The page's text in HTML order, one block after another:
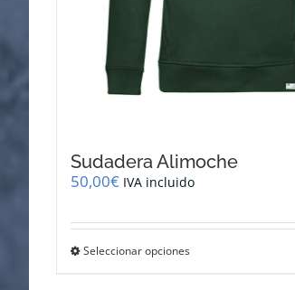
Sudadera Alimoche
50,00€ IVA incluido
Seleccionar opciones